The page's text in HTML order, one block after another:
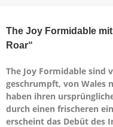
The Joy Formidable
Roar“
The Joy Formidable sind
geschrumpft, von Wales
haben ihren
durch einen frischeren
erscheint das Debüt des